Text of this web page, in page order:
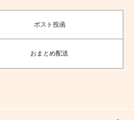
ポスト投函
おまとめ配送